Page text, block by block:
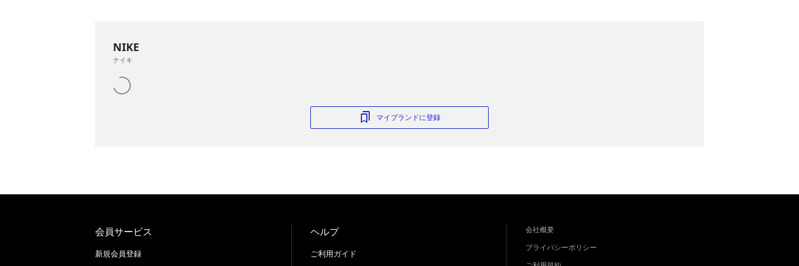
NIKE
ナイキ
マイブランドに登録
会員サービス
新規会員登録
ヘルプ
ご利用ガイド
会社概要
プライバシーポリシー